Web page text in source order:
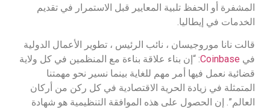
المشفرة أو الحفظ تلبية المعايير قبل الاستمرار في تقديم
الخدمات في إيطاليا.
قالت نانا موروجيسان ، نائب الرئيس ، تطوير الأعمال الدولية
في Coinbase: “إن بناء علاقة بناءة مع المنظمين في كل ولاية
قضائية نعمل فيها أمر مهم للغاية بينما نسير نحو مهمتنا
المتمثلة في زيادة الحرية الاقتصادية في كل ركن من أركان
العالم”. إن الحصول على هذه الموافقة التنظيمية هو شهادة